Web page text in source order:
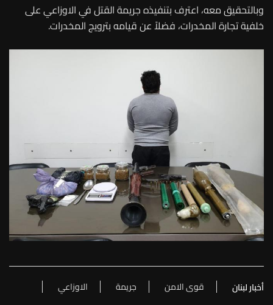
وبالتحقيق معه، اعترف بتنفيذه جريمة القتل في الاوزاعي على
خلفية تجارة المخدرات، فضلاً عن قيامه بترويج المخدرات.
أخبار لبنان قوى الامن جريمة
الاوزاعي